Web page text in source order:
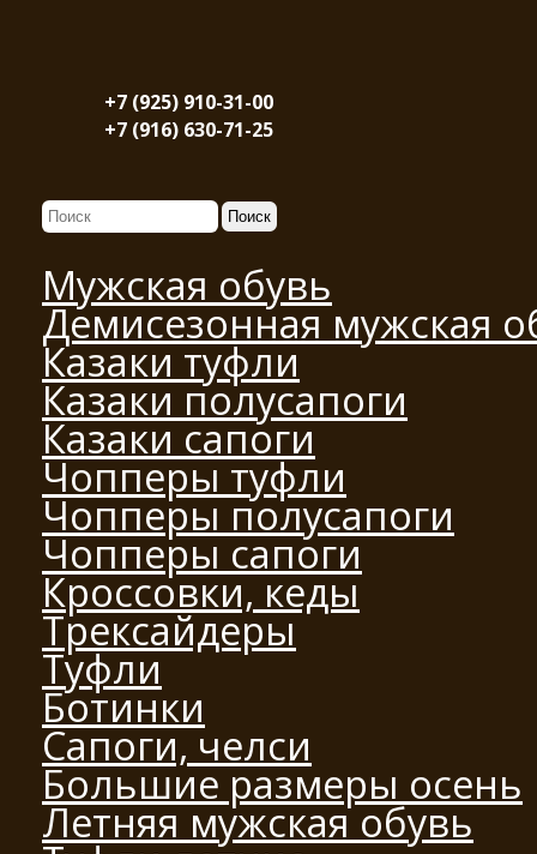
+7 (925) 910-31-00
+7 (916) 630-71-25
Мужская обувь
Демисезонная мужская
Казаки туфли
Казаки полусапоги
Казаки сапоги
Чопперы туфли
Чопперы полусапоги
Чопперы сапоги
Кроссовки, кеды
Трексайдеры
Туфли
Ботинки
Сапоги, челси
Большие размеры осень
Летняя мужская обувь